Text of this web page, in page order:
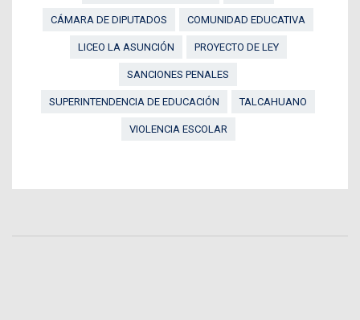
CÁMARA DE DIPUTADOS COMUNIDAD EDUCATIVA
LICEO LA ASUNCIÓN PROYECTO DE LEY
SANCIONES PENALES
SUPERINTENDENCIA DE EDUCACIÓN TALCAHUANO
VIOLENCIA ESCOLAR